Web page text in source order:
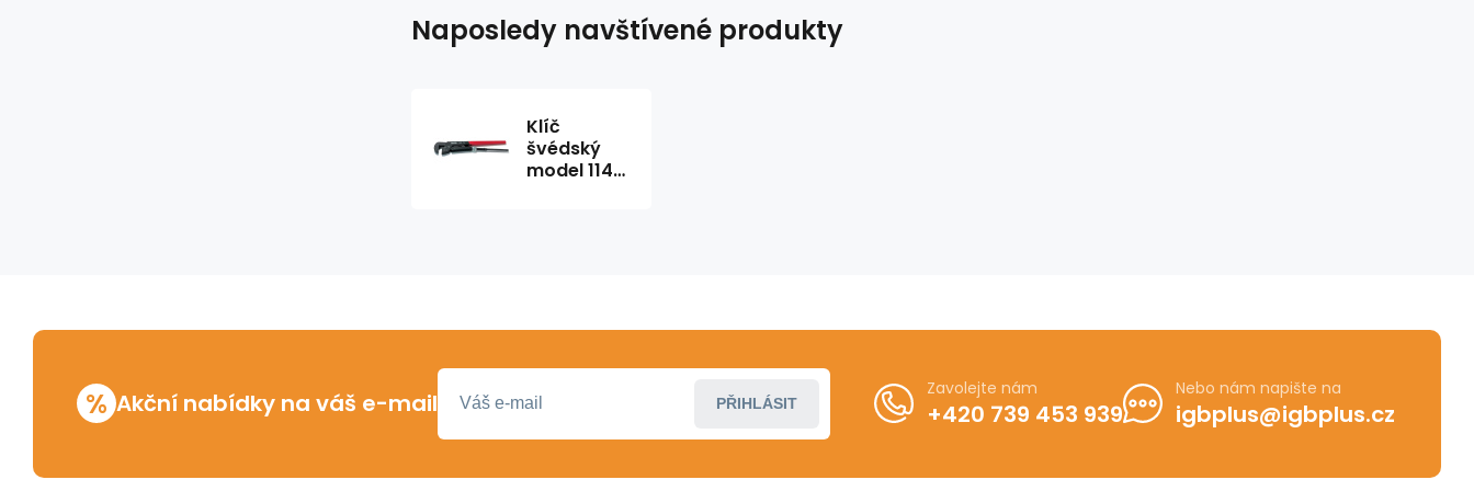
Naposledy navštívené produkty
Klíč
švédský
model 1142
% Akční nabídky na váš e-mail PŘIHLÁSIT
Zavolejte nám
+420 739 453 939
Nebo nám napište na
igbplus@igbplus.cz